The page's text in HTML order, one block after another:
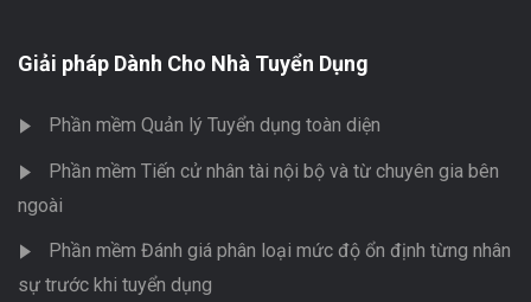
Giải pháp Dành Cho Nhà Tuyển Dụng
Phần mềm Quản lý Tuyển dụng toàn diện
Phần mềm Tiến cử nhân tài nội bộ và từ chuyên gia bên
ngoài
Phần mềm Đánh giá phân loại mức độ ổn định từng nhân
sự trước khi tuyển dụng